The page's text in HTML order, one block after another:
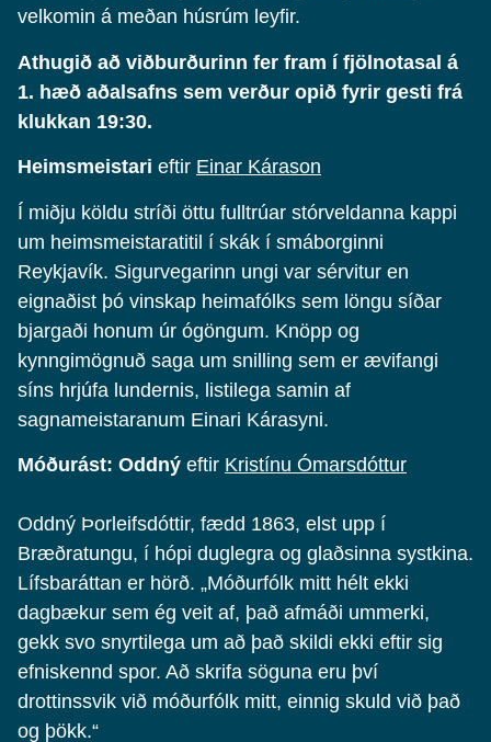
velkomin á meðan húsrúm leyfir.
Athugið að viðburðurinn fer fram í fjölnotasal á
1. hæð aðalsafns sem verður opið fyrir gesti frá
klukkan 19:30.
Heimsmeistari eftir Einar Kárason
Í miðju köldu stríði öttu fulltrúar stórveldanna kappi
um heimsmeistaratitil í skák í smáborginni
Reykjavík. Sigurvegarinn ungi var sérvitur en
eignaðist þó vinskap heimafólks sem löngu síðar
bjargaði honum úr ógöngum. Knöpp og
kynngimögnuð saga um snilling sem er ævifangi
síns hrjúfa lundernis, listilega samin af
sagnameistaranum Einari Kárasyni.
Móðurást: Oddný eftir Kristínu Ómarsdóttur
Oddný Þorleifsdóttir, fædd 1863, elst upp í
Bræðratungu, í hópi duglegra og glaðsinna systkina.
Lífsbaráttan er hörð. „Móðurfólk mitt hélt ekki
dagbækur sem ég veit af, það afmáði ummerki,
gekk svo snyrtilega um að það skildi ekki eftir sig
efniskennd spor. Að skrifa söguna eru því
drottinssvik við móðurfólk mitt, einnig skuld við það
og þökk.“